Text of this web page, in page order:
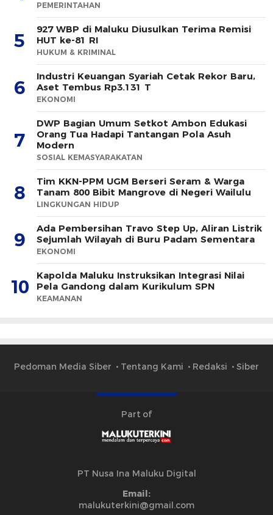
PEMERINTAHAN
5
927 WBP di Maluku Diusulkan Terima Remisi
HUT ke-81 RI
HUKUM & KRIMINAL
6
Industri Keuangan Syariah Cetak Rekor Baru,
Aset Tembus Rp3.131 T
EKONOMI
7
DWP Bagian Umum Setkot Ambon Edukasi
Orang Tua Hadapi Tantangan Pola Asuh
Modern
SOSIAL KEMASYARAKATAN
8
Tim KKN-PPM UGM Berseri Seram & Warga
Tanam 800 Bibit Mangrove di Negeri Wailulu
LINGKUNGAN HIDUP
9
Ada Pembersihan Travo Step Up, Aliran Listrik
Sejumlah Wilayah di Buru Padam Sementara
EKONOMI
10
Kapolda Maluku Instruksikan Integrasi Nilai
Pela Gandong dalam Kurikulum SPN
KEAMANAN
Pedoman Media Siber Tentang Kami Redaksi Siber
Part of
PT Nusa Ina Maluku Digital
Email:
malukuterkini@gmail.com